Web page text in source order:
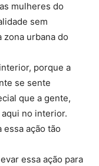
mulheres do
sem
zona urbana do
porque a
se sente
que a gente,
no interior.
essa ação tão
essa ação para